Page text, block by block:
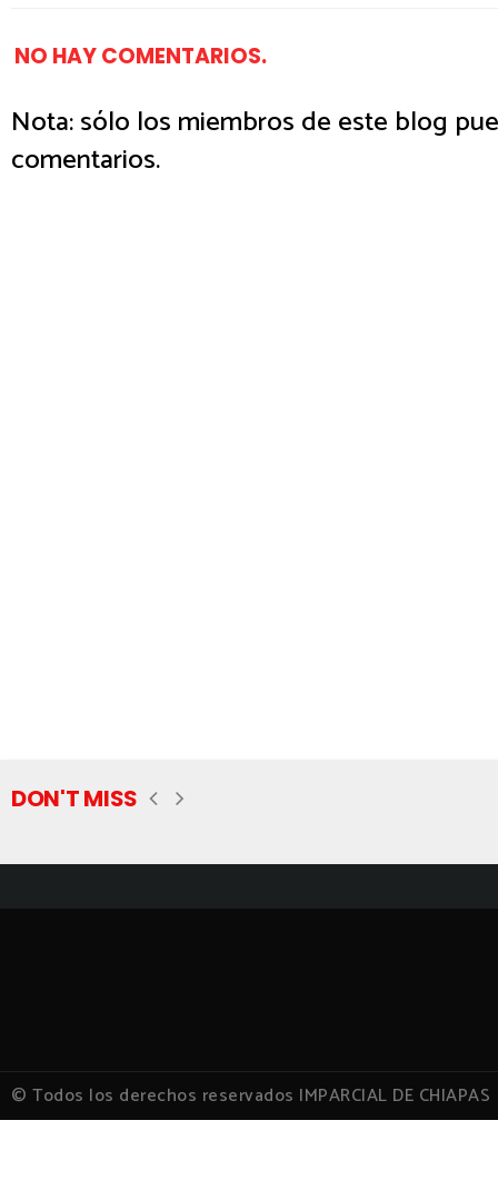
NO HAY COMENTARIOS.
Nota: sólo los miembros de este blog
comentarios.
DON'T MISS
© Todos los derechos reservados IMPARCIAL DE CHIAPAS